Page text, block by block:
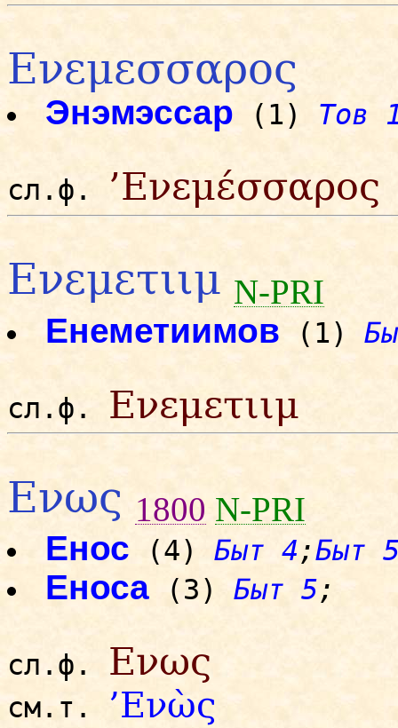
Ενεμεσσαρος
Энэмэссар (1) Тов
сл.ф. ’Ενεμέσσαρος
Ενεμετιιμ N-PRI
Енеметиимов (1)
сл.ф. Ενεμετιιμ
Ενως 1800 N-PRI
Енос (4) Быт 4;Быт
Еноса(3) Быт 5;
сл.ф. Ενως
см.т. ’Ενὼς